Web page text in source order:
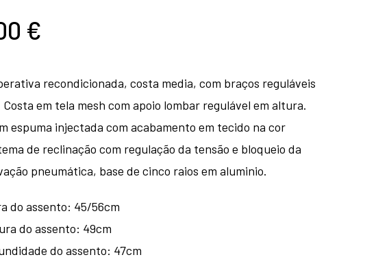
€
recondicionada, costa media, com braços reguláveis
em tela mesh com apoio lombar regulável em altura.
espuma injectada com acabamento em tecido na cor
de reclinação com regulação da tensão e bloqueio da
pneumática, base de cinco raios em aluminio.
do assento: 45/56cm
do assento: 49cm
do assento: 47cm